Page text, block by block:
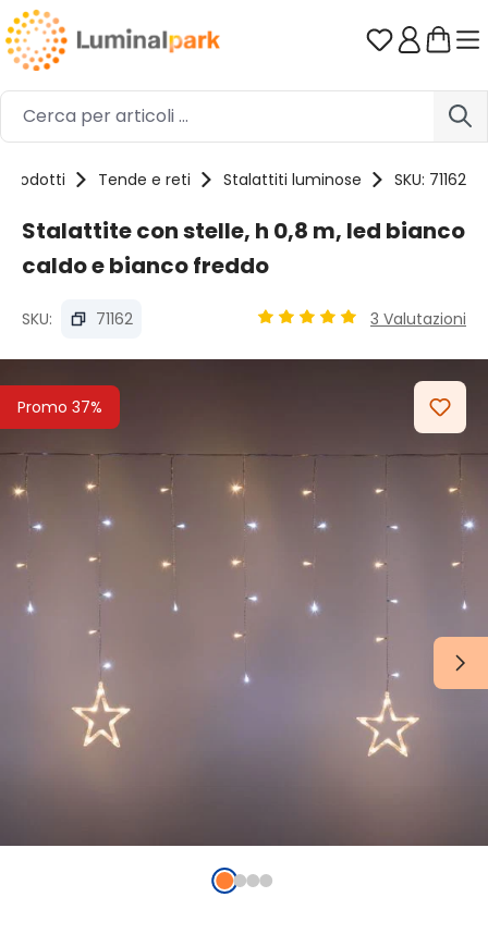
Passa al contenuto principale Hai 0
Prodotti Tende e reti Stalattiti luminose SKU: 71162
Stalattite con stelle, h 0,8 m, led bianco
caldo e bianco freddo
SKU: 71162 3 Valutazioni
Promo 37%